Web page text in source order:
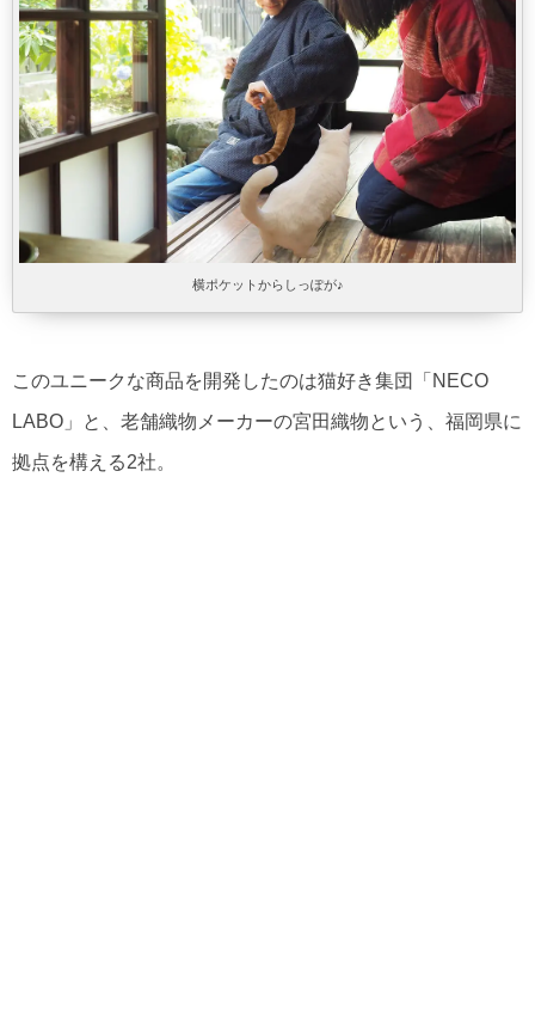
横ポケットからしっぽが♪
このユニークな商品を開発したのは猫好き集団「NECO
LABO」と、老舗織物メーカーの宮田織物という、福岡県に
拠点を構える2社。